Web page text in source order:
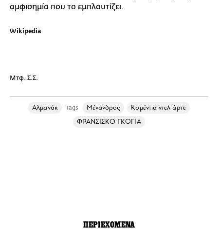
αμφισημία που το εμπλουτίζει.
Wikipedia
Μτφ. Σ.Σ.
Αλμανάκ Tags Μένανδρος
Κομέντια ντελ άρτε
ΦΡΑΝΣΙΣΚΟ ΓΚΟΓΙΑ
ΠΕΡΙΕΧΟΜΕΝΑ